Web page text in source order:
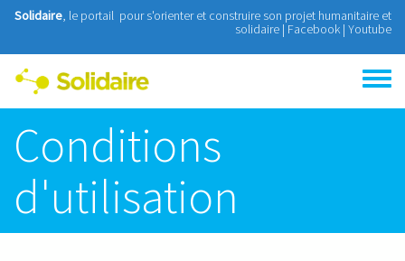
Aller au contenu principal
Solidaire, le portail pour s'orienter et construire son projet humanitaire et
solidaire | Facebook | Youtube
Toggle
menu
Conditions
d'utilisation